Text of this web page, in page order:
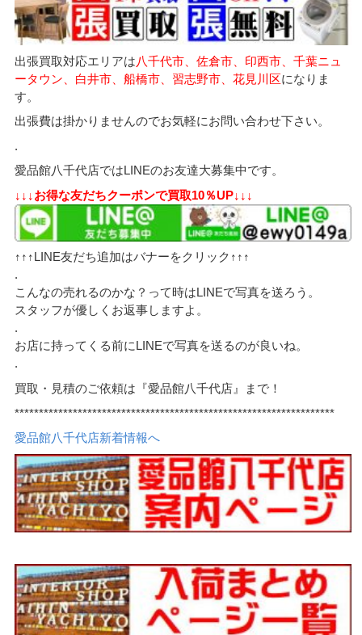
出張買取対応エリアは八千代市、佐倉市、印西市、千葉ニュ
ータウン、白井市、船橋市、習志野市、花見川区になりま
す。
出張費は掛かりませんのでお気軽にお問い合わせ下さい。
.
愛品館八千代店ではLINEのお友達大募集中です。
↓↓↓お得な友だちクーポンで買取10％UP↓↓↓
↑↑↑LINE友だち追加はバナーをクリック↑↑↑
.
こんなの売れるのかな？って時はLINEで写真を送ろう。
スタッフが優しくお返事しますよ。
.
お店に持ってくる前にLINEで写真を送るのが良いね。
.
買取・見積のご依頼は『愛品館八千代店』まで！
******************************************************************
愛品館八千代店新着情報へ